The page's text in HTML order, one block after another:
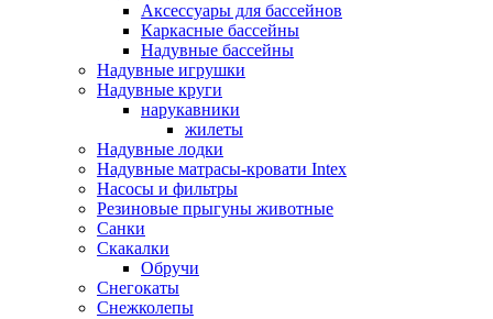
Аксессуары для бассейнов
Каркасные бассейны
Надувные бассейны
Надувные игрушки
Надувные круги
нарукавники
жилеты
Надувные лодки
Надувные матрасы-кровати Intex
Насосы и фильтры
Резиновые прыгуны животные
Санки
Скакалки
Обручи
Снегокаты
Снежколепы